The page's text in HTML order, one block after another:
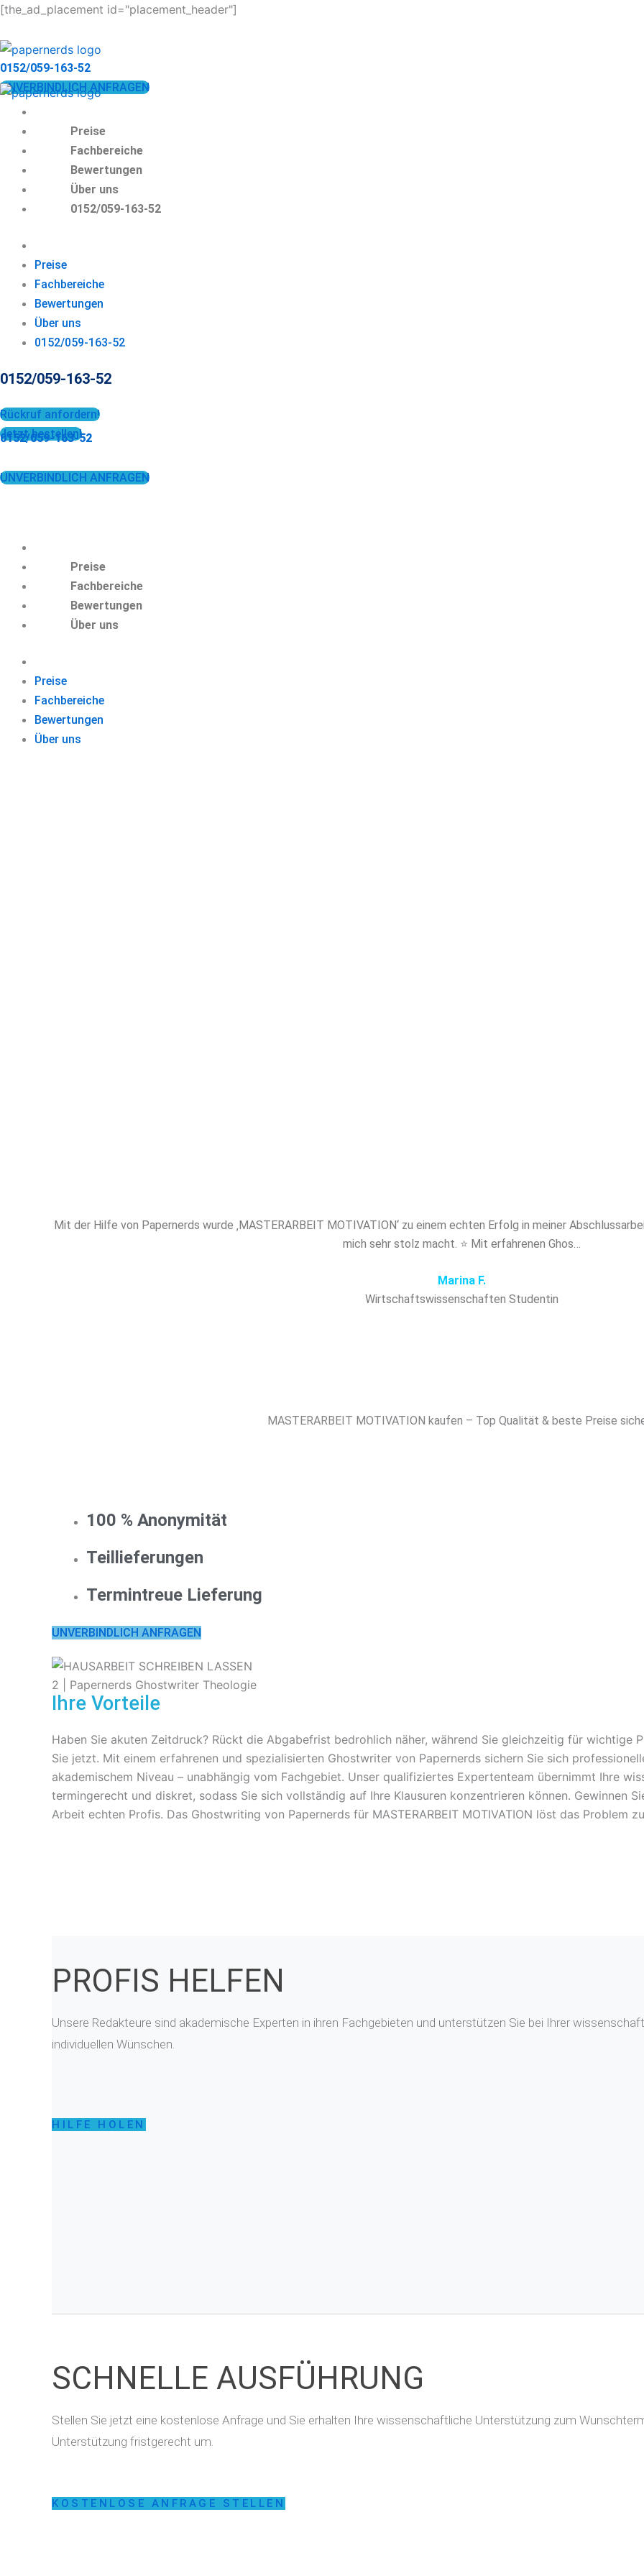
[the_ad_placement id="placement_header"]
Zum
springen
0152/059-163-52
UNVERBINDLICH ANFRAGEN
Preise
Fachbereiche
Bewertungen
Über uns
0152/059-163-52
Preise
Fachbereiche
Bewertungen
Über uns
0152/059-163-52
0152/059-163-52
Rückruf anfordern!
Jetzt bestellen!
0152/059-163-52
UNVERBINDLICH ANFRAGEN
Preise
Fachbereiche
Bewertungen
Über uns
Preise
Fachbereiche
Bewertungen
Über uns
Mit der Hilfe von Papernerds wurde ‚MASTERARBEIT MOTIVATION‘ zu einem echten Erfolg in meiner
mich sehr stolz macht. ⭐ Mit erfahrenen Ghos…
Marina F.
Wirtschaftswissenschaften Studentin
MASTERARBEIT MOTIVATION kaufen – Top Qualität & beste Preise
100 % Anonymität
Teillieferungen
Termintreue Lieferung
UNVERBINDLICH ANFRAGEN
Ihre Vorteile
Haben Sie akuten Zeitdruck? Rückt die Abgabefrist bedrohlich näher, während Sie gleichzeitig für wichtige
Sie jetzt. Mit einem erfahrenen und spezialisierten Ghostwriter von Papernerds sichern Sie sich
akademischem Niveau – unabhängig vom Fachgebiet. Unser qualifiziertes Expertenteam übernimmt Ihre
termingerecht und diskret, sodass Sie sich vollständig auf Ihre Klausuren konzentrieren können. Gewinnen
Arbeit echten Profis. Das Ghostwriting von Papernerds für MASTERARBEIT MOTIVATION löst das Problem
PROFIS HELFEN
Unsere Redakteure sind akademische Experten in ihren Fachgebieten und unterstützen Sie bei Ihrer
individuellen Wünschen.
HILFE HOLEN
SCHNELLE AUSFÜHRUNG
Stellen Sie jetzt eine kostenlose Anfrage und Sie erhalten Ihre wissenschaftliche Unterstützung zum
Unterstützung fristgerecht um.
KOSTENLOSE ANFRAGE STELLEN